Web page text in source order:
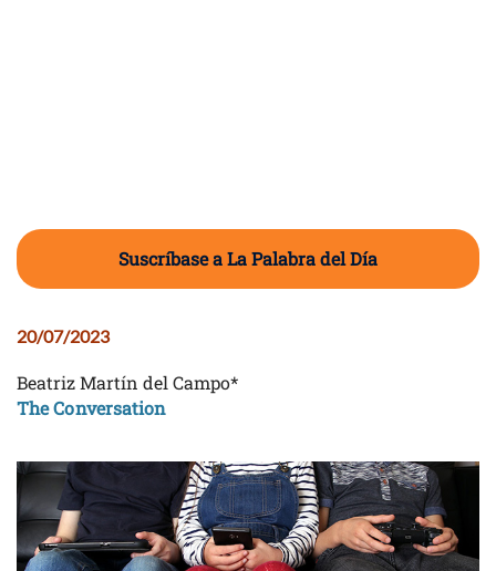
Suscríbase a La Palabra del Día
20/07/2023
Beatriz Martín del Campo*
The Conversation